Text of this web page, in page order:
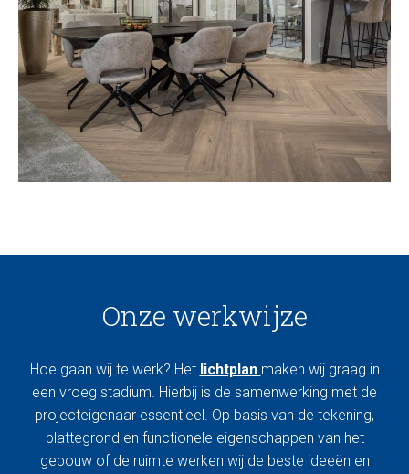
Onze werkwijze
Hoe gaan wij te werk? Het lichtplan maken wij graag in
een vroeg stadium. Hierbij is de samenwerking met de
projecteigenaar essentieel. Op basis van de tekening,
plattegrond en functionele eigenschappen van het
gebouw of de ruimte werken wij de beste ideeën en